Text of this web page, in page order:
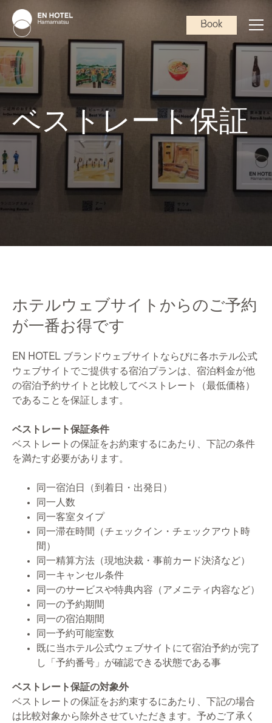
Book
ベストレート保証
ホテルウェブサイトからのご予約
が一番お得です
EN HOTEL ブランドウェブサイトならびに各ホテル公式
ウェブサイトでご提供する宿泊プランは、宿泊料金が他
の宿泊予約サイトと比較してベストレート（最低価格）
であることを保証します。
ベストレート保証条件
ベストレートの保証をお約束するにあたり、下記の条件
を満たす必要があります。
同一宿泊日（到着日・出発日）
同一人数
同一客室タイプ
同一滞在時間（チェックイン・チェックアウト時
間）
同一精算方法（現地決裁・事前カード決済など）
同一キャンセル条件
同一のサービスや特典内容（アメニティ内容など）
同一の予約期間
同一の宿泊期間
同一予約可能室数
既に当ホテル公式ウェブサイトにて宿泊予約が完了
し「予約番号」が確認できる状態である事
ベストレート保証の対象外
ベストレートの保証をお約束するにあたり、下記の場合
は比較対象から除外させていただきます。予めご了承く